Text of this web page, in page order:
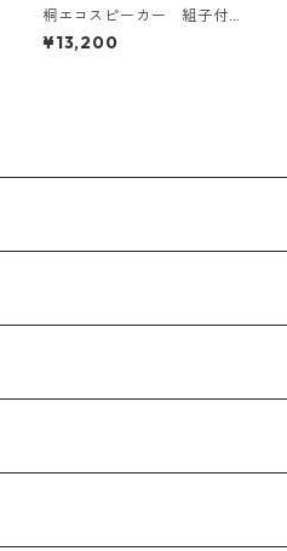
桐エコスピーカー 組子付
き 木地
¥13,200